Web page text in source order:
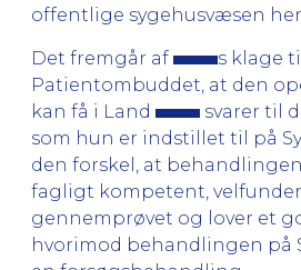
offentlige sygehusvæsen
Det fremgår af
s klage til
Patientombuddet, at den
kan få i Land
svarer til
som hun er indstillet til på
den forskel, at
fagligt kompetent,
gennemprøvet og lover et
hvorimod behandlingen på